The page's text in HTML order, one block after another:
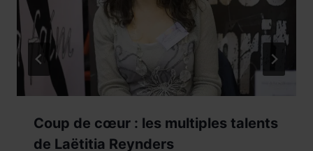
Coup de cœur : les multiples talents
de Laëtitia Reynders